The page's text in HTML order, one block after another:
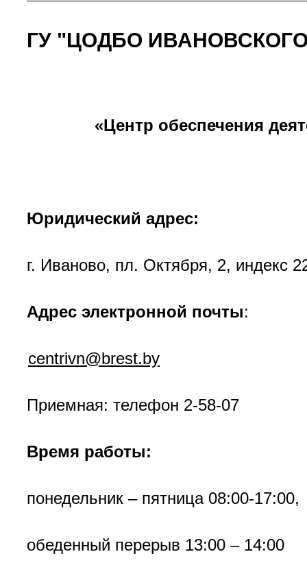
ГУ "ЦОДБО
«Центр обеспечения
Юридический адрес:
г. Иваново, пл. Октября, 2, индекс
Адрес электронной почты:
centrivn@brest.by
Приемная: телефон 2-58-07
Время работы:
понедельник – пятница 08:00-17:00,
обеденный перерыв 13:00 – 14:00